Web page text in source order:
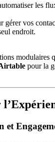
les
gérer vos
endroit.
modulaires
pour la
et